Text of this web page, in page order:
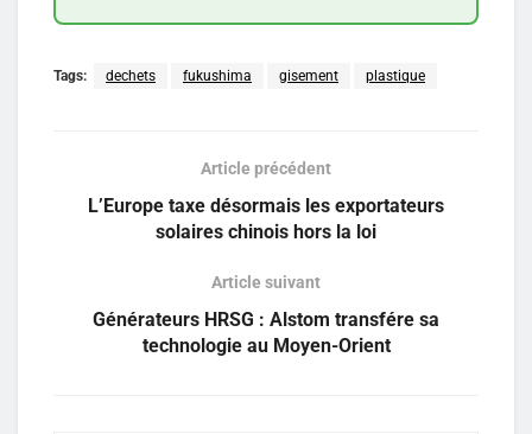
Tags: dechets fukushima gisement plastique
Article précédent
L’Europe taxe désormais les exportateurs
solaires chinois hors la loi
Article suivant
Générateurs HRSG : Alstom transfére sa
technologie au Moyen-Orient